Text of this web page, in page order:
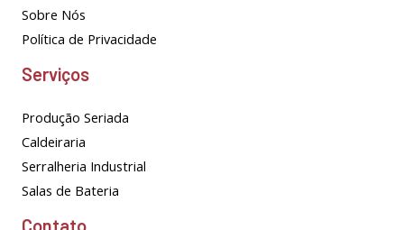
Sobre Nós
Política de Privacidade
Serviços
Produção Seriada
Caldeiraria
Serralheria Industrial
Salas de Bateria
Contato